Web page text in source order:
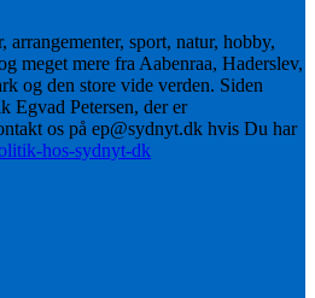
sport, natur, hobby,
meget mere fra Aabenraa, Haderslev,
og den store vide verden. Siden
Egvad Petersen, der er
os på ep@sydnyt.dk hvis Du har
hos-sydnyt-dk